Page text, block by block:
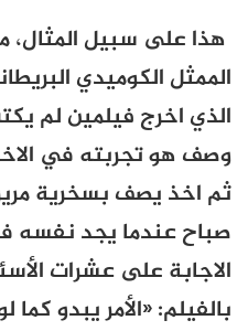
هذا على سبيل المثال،
الممثل الكوميدي
الذي اخرج فيلمين لم
وصف هو تجربته في
ثم اخذ يصف بسخرية
صباح عندما يجد نفسه
الاجابة على عشرات
بالفيلم: «الأمر يبدو